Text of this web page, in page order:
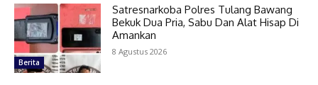
Berita
Satresnarkoba Polres Tulang Bawang
Bekuk Dua Pria, Sabu Dan Alat Hisap Di
Amankan
8 Agustus 2026